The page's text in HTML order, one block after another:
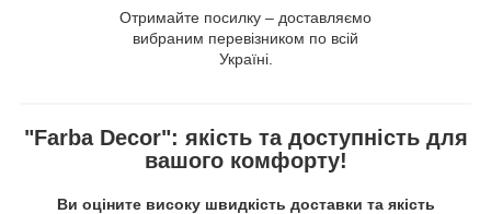
Отримайте посилку – доставляємо
вибраним перевізником по всій
Україні.
"Farba Decor": якість та доступність для
вашого комфорту!
Ви оціните високу швидкість доставки та якість